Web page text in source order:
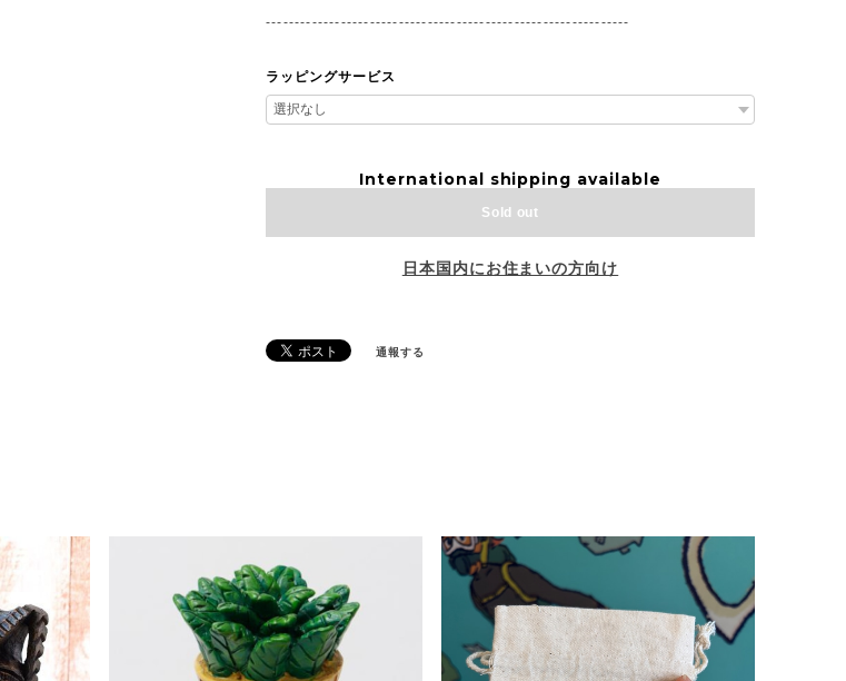
---------------------------------------------------------------
ラッピングサービス
International shipping available
Sold out
日本国内にお住まいの方向け
通報する